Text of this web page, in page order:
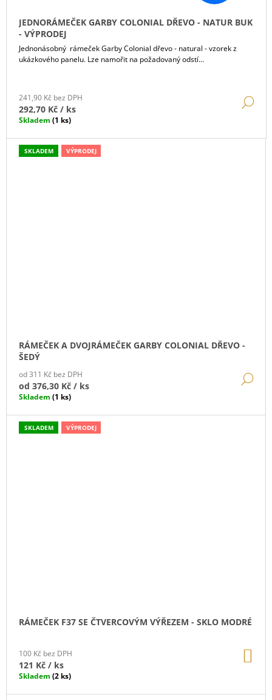
JEDNORÁMEČEK GARBY COLONIAL DŘEVO - NATUR BUK
- VÝPRODEJ
Jednonásobný rámeček Garby Colonial dřevo - natural - vzorek z
ukázkového panelu. Lze namořit na požadovaný odstí...
241,90 Kč bez DPH
292,70 Kč / ks
Skladem (1 ks)
SKLADEM VÝPRODEJ
RÁMEČEK A DVOJRÁMEČEK GARBY COLONIAL DŘEVO -
ŠEDÝ
od 311 Kč bez DPH
od 376,30 Kč / ks
Skladem (1 ks)
SKLADEM VÝPRODEJ
RÁMEČEK F37 SE ČTVERCOVÝM VÝŘEZEM - SKLO MODRÉ
100 Kč bez DPH
121 Kč / ks
Skladem (2 ks)